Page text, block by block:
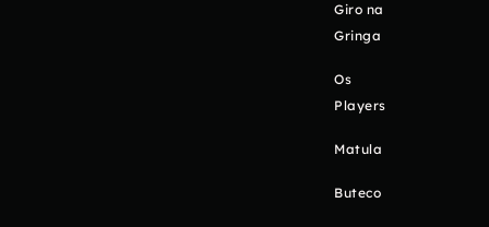
Giro na
Gringa
Os
Players
Matula
Buteco